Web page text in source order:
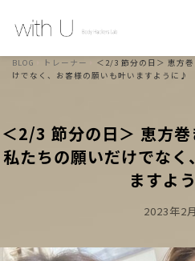
BLOG トレーナー
＜2/3 節分の日＞ 恵方
けでなく、お客様の願いも叶いますように♪
＜2/3 節分の日＞ 恵方
私たちの願いだけでな
ますよ
Posted
2023年2